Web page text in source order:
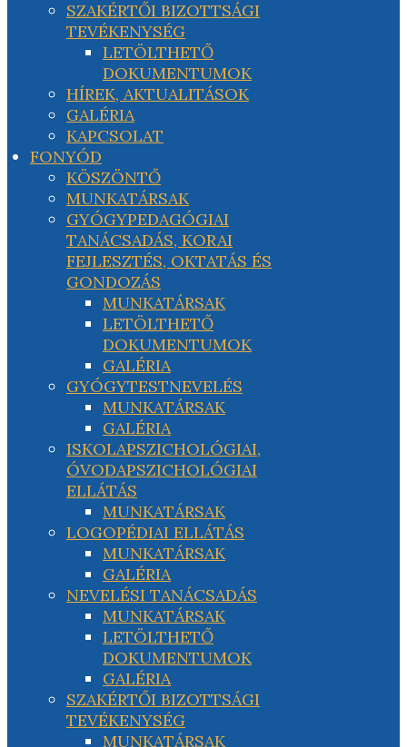
SZAKÉRTŐI BIZOTTSÁGI
TEVÉKENYSÉG
LETÖLTHETŐ
DOKUMENTUMOK
HÍREK, AKTUALITÁSOK
GALÉRIA
KAPCSOLAT
FONYÓD
KÖSZÖNTŐ
MUNKATÁRSAK
GYÓGYPEDAGÓGIAI
TANÁCSADÁS, KORAI
FEJLESZTÉS, OKTATÁS ÉS
GONDOZÁS
MUNKATÁRSAK
LETÖLTHETŐ
DOKUMENTUMOK
GALÉRIA
GYÓGYTESTNEVELÉS
MUNKATÁRSAK
GALÉRIA
ISKOLAPSZICHOLÓGIAI,
ÓVODAPSZICHOLÓGIAI
ELLÁTÁS
MUNKATÁRSAK
LOGOPÉDIAI ELLÁTÁS
MUNKATÁRSAK
GALÉRIA
NEVELÉSI TANÁCSADÁS
MUNKATÁRSAK
LETÖLTHETŐ
DOKUMENTUMOK
GALÉRIA
SZAKÉRTŐI BIZOTTSÁGI
TEVÉKENYSÉG
MUNKATÁRSAK